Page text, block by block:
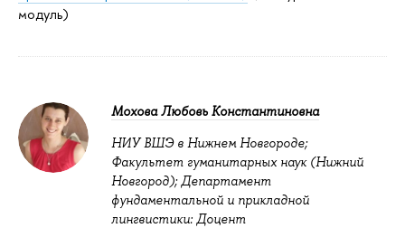
модуль)
Мохова Любовь Константиновна
НИУ ВШЭ в Нижнем Новгороде;
Факультет гуманитарных наук (Нижний
Новгород); Департамент
фундаментальной и прикладной
лингвистики: Доцент